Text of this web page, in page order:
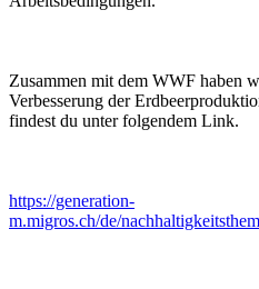
Zusammen mit dem WWF haben
Verbesserung der
findest du unter folgendem Link.
https://generation-
m.migros.ch/de/